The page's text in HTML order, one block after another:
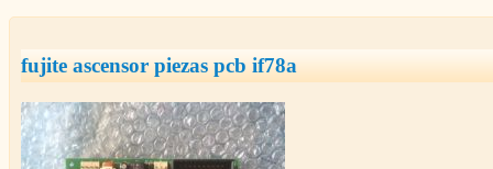
fujite ascensor piezas pcb if78a